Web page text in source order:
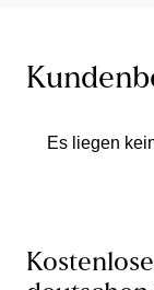
Es liegen